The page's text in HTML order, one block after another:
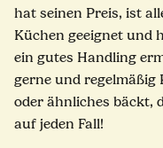
hat seinen Preis, ist
Küchen geeignet und
ein gutes Handling
gerne und regelmäßig
oder ähnliches bäckt,
auf jeden Fall!